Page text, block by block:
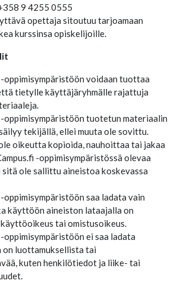
9 4255 0555
opettaja sitoutuu tarjoamaan
kurssinsa opiskelijoille.
oppimisympäristöön voidaan tuottaa
tietylle käyttäjäryhmälle rajattuja
oppimisympäristöön tuotetun materiaalin
tekijällä, ellei muuta ole sovittu.
oikeutta kopioida, nauhoittaa tai jakaa
-oppimisympäristössä olevaa
ole sallittu aineistoa koskevassa
oppimisympäristöön saa ladata vain
käyttöön aineiston lataajalla on
tai omistusoikeus.
oppimisympäristöön ei saa ladata
on luottamuksellista tai
kuten henkilötiedot ja liike- tai